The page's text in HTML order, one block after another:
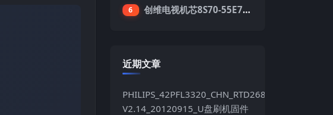
6 创维电视机芯8S70-55E710S系列酷开5.05刷机固件
近期文章
V2.14_20120915_U盘刷机固件